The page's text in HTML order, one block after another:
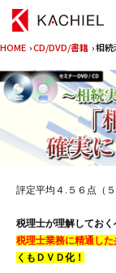
HOME ›CD/DVD/書籍 › 相
評定平均４.５６点（５
税理士が理解しておく
税理士業務に精通した
くもＤＶＤ化！